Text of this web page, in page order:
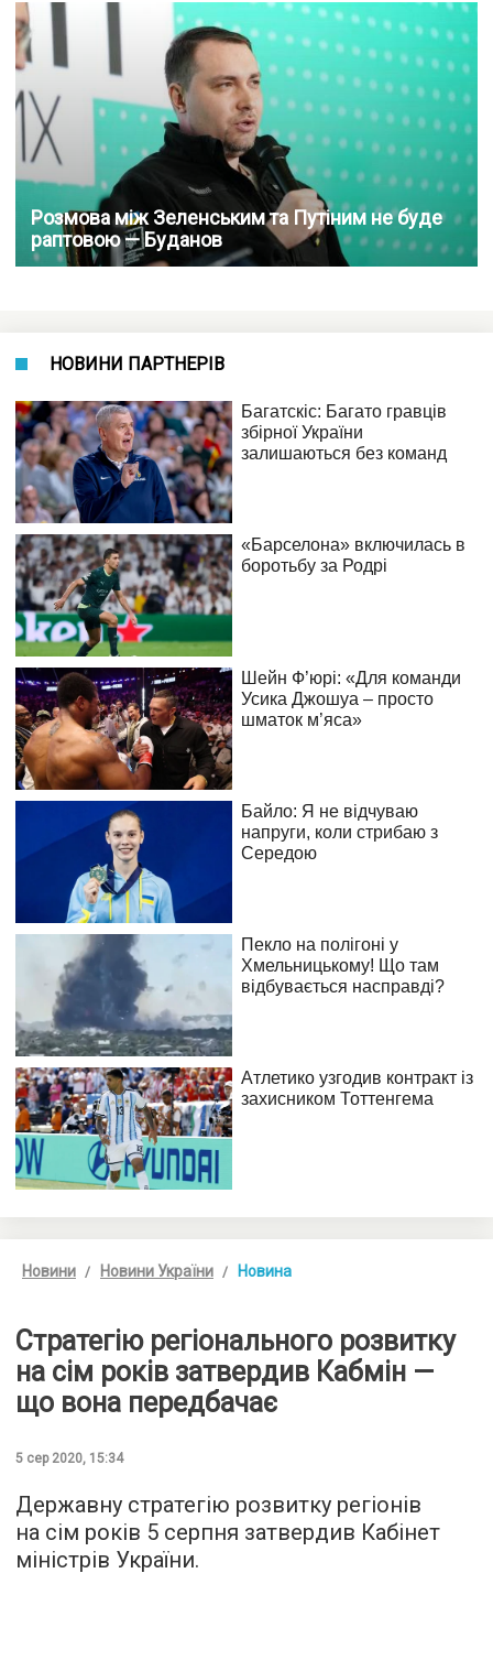
Розмова між Зеленським та Путіним не буде
раптовою — Буданов
НОВИНИ ПАРТНЕРІВ
Новини Новини України Новина
Стратегію регіонального розвитку
на сім років затвердив Кабмін —
що вона передбачає
5 сер 2020, 15:34
Державну стратегію розвитку регіонів
на сім років 5 серпня затвердив Кабінет
міністрів України.